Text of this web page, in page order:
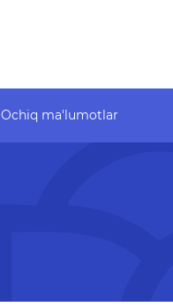
Ochiq ma'lumotlar